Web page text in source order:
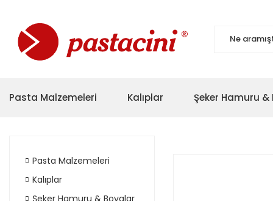
Pasta Malzemeleri Kalıplar Şeker Hamuru
Pasta Malzemeleri
Kalıplar
Şeker Hamuru & Boyalar